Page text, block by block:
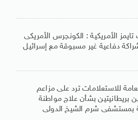
تايمز الأمريكية : الكونجرس الأمريكى
دفاعية غير مسبوقة مع إسرائيل
للاستعلامات ترد على مزاعم
بريطانيتين بشأن علاج مواطنة
بمستشفى شرم الشيخ الدولى